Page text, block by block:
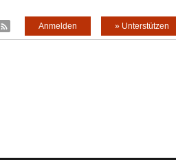
» Unterstützen
Anmelden